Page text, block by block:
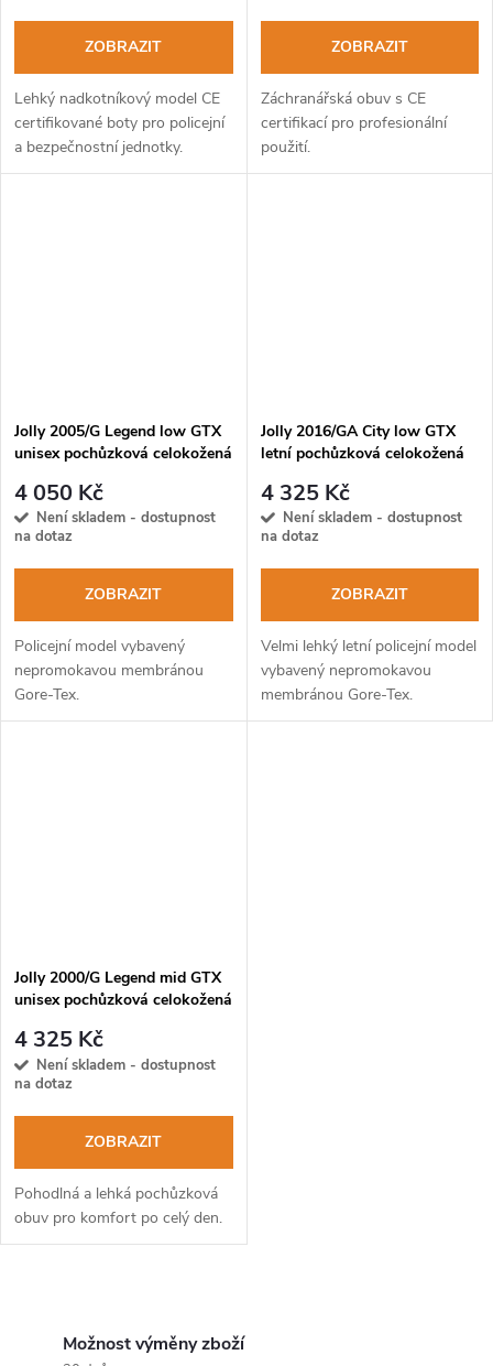
ZOBRAZIT
Lehký nadkotníkový model CE
certifikované boty pro policejní
a bezpečnostní jednotky.
ZOBRAZIT
Záchranářská obuv s CE
certifikací pro profesionální
použití.
Jolly 2005/G Legend low GTX
unisex pochůzková celokožená
4 050 Kč
Není skladem - dostupnost
na dotaz
ZOBRAZIT
Policejní model vybavený
nepromokavou membránou
Gore-Tex.
Jolly 2016/GA City low GTX
letní pochůzková celokožená
4 325 Kč
Není skladem - dostupnost
na dotaz
ZOBRAZIT
Velmi lehký letní policejní model
vybavený nepromokavou
membránou Gore-Tex.
Jolly 2000/G Legend mid GTX
unisex pochůzková celokožená
4 325 Kč
Není skladem - dostupnost
na dotaz
ZOBRAZIT
Pohodlná a lehká pochůzková
obuv pro komfort po celý den.
Možnost výměny zboží